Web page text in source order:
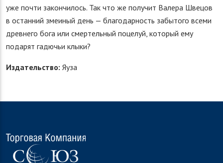
уже почти закончилось. Так что же получит Валера Швецов
в останний змеиный день — благодарность забытого всеми
древнего бога или смертельный поцелуй, который ему
подарят гадючьи клыки?
Издательство: Яуза